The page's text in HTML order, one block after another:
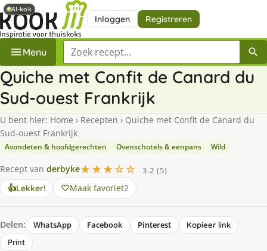
Inloggen Registreren
Menu Zoek een recept
Quiche met Confit de Canard du
Sud-ouest Frankrijk
U bent hier: Home › Recepten › Quiche met Confit de Canard du
Sud-ouest Frankrijk
Avondeten & hoofdgerechten Ovenschotels & eenpans Wild
Recept van derbyke★★★☆☆
3.2 (5)
👍Lekker! Maak favoriet2
Delen: WhatsApp Facebook Pinterest
Kopieer link
Print
AI-kok
AI-kok